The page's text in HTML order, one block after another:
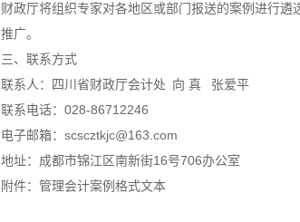
财政厅将组织专家对各地区或部门报送的案例进行
推广。
三、联系方式
联系人：四川省财政厅会计处 向 真 张爱平
联系电话：028-86712246
电子邮箱：scscztkjc@163.com
地址：成都市锦江区南新街16号706办公室
附件：管理会计案例格式文本